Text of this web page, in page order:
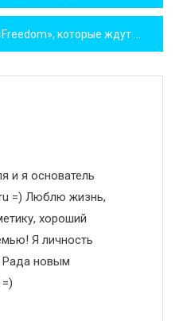
и я основатель
=) Люблю жизнь,
хороший
Я личность
Рада новым